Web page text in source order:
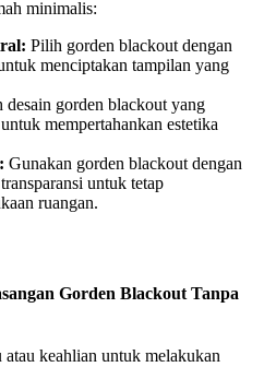
minimalis:
Pilih gorden blackout dengan
menciptakan tampilan yang
desain gorden blackout yang
mempertahankan estetika
Gunakan gorden blackout dengan
untuk tetap
ruangan.
Gorden Blackout Tanpa
keahlian untuk melakukan